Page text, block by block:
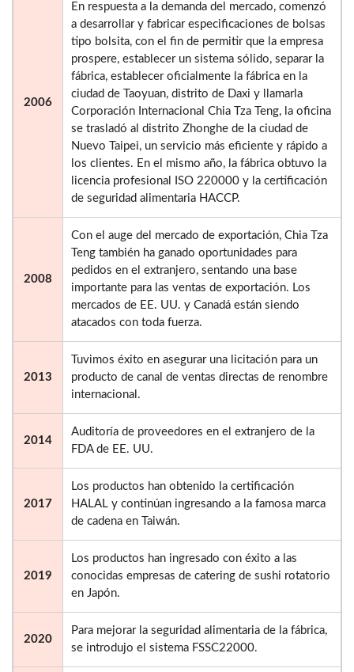
2006
En respuesta a la demanda del mercado, comenzó
a desarrollar y fabricar especificaciones de bolsas
tipo bolsita, con el fin de permitir que la empresa
prospere, establecer un sistema sólido, separar la
fábrica, establecer oficialmente la fábrica en la
ciudad de Taoyuan, distrito de Daxi y llamarla
Corporación Internacional Chia Tza Teng, la oficina
se trasladó al distrito Zhonghe de la ciudad de
Nuevo Taipei, un servicio más eficiente y rápido a
los clientes. En el mismo año, la fábrica obtuvo la
licencia profesional ISO 220000 y la certificación
de seguridad alimentaria HACCP.
2008
Con el auge del mercado de exportación, Chia Tza
Teng también ha ganado oportunidades para
pedidos en el extranjero, sentando una base
importante para las ventas de exportación. Los
mercados de EE. UU. y Canadá están siendo
atacados con toda fuerza.
2013
Tuvimos éxito en asegurar una licitación para un
producto de canal de ventas directas de renombre
internacional.
2014
Auditoría de proveedores en el extranjero de la
FDA de EE. UU.
2017
Los productos han obtenido la certificación
HALAL y continúan ingresando a la famosa marca
de cadena en Taiwán.
2019
Los productos han ingresado con éxito a las
conocidas empresas de catering de sushi rotatorio
en Japón.
2020
Para mejorar la seguridad alimentaria de la fábrica,
se introdujo el sistema FSSC22000.